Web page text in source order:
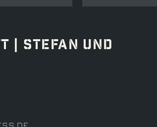
| STEFAN UND